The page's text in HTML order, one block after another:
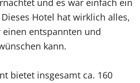
und es war einfach ein
Hotel hat wirklich alles,
entspannten und
kann.
bietet insgesamt ca. 160